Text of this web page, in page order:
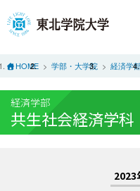
HOME 学部・大学院 経済学
経済学部
共生社会経済学科
2023